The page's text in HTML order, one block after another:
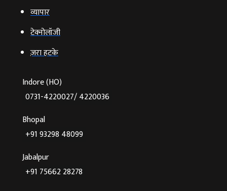
व्‍यापार
टेक्‍नोलॉजी
ज़रा हटके
Indore (HO)
0731-4220027/ 4220036
Bhopal
+91 93298 48099
Jabalpur
+91 75662 28278